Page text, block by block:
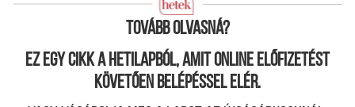
Tovább olvasná?
Ez egy cikk a hetilapból, amit online előfizetést
követően belépéssel elér.